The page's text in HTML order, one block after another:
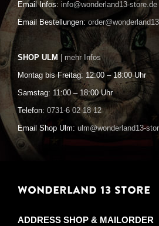
Email Infos: info@wonderland13-store.de
Email Bestellungen:
SHOP ULM | mehr Infos
Montag bis Freitag: 12:00 – 18:00 Uhr
Samstag: 11:00 – 18:00 Uhr
Telefon: 0731-6 02 18 12
Email Shop Ulm: ulm@wonderland13-
WONDERLAND 13 STORE
ADDRESS SHOP & MAILORDER